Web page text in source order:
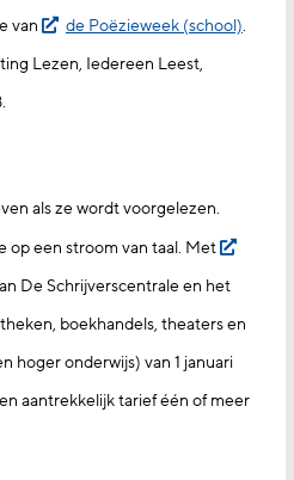
van
de Poëzieweek (school).
Lezen, Iedereen Leest,
als ze wordt voorgelezen.
op een stroom van taal. Met
De Schrijverscentrale en het
boekhandels, theaters en
hoger onderwijs) van 1 januari
aantrekkelijk tarief één of meer